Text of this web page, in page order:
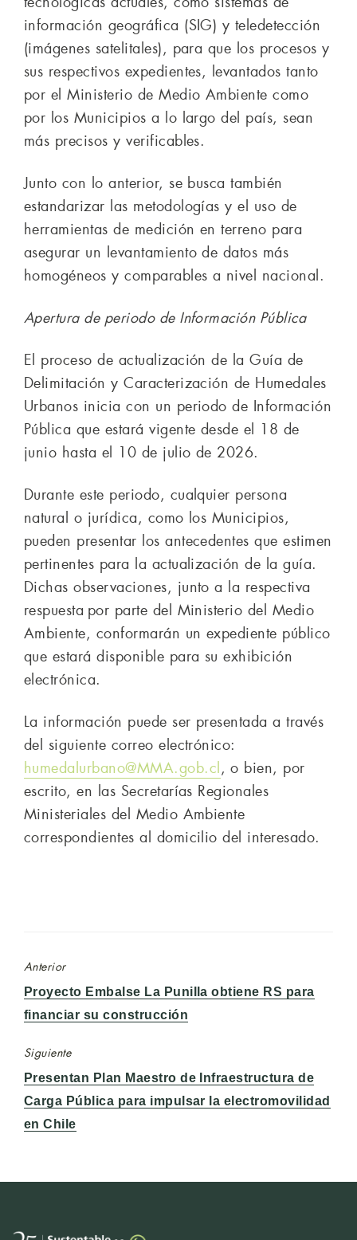
información geográfica (SIG) y teledetección
(imágenes satelitales), para que los procesos y
sus respectivos expedientes, levantados tanto
por el Ministerio de Medio Ambiente como
por los Municipios a lo largo del país, sean
más precisos y verificables.
Junto con lo anterior, se busca también
estandarizar las metodologías y el uso de
herramientas de medición en terreno para
asegurar un levantamiento de datos más
homogéneos y comparables a nivel nacional.
Apertura de periodo de Información Pública
El proceso de actualización de la Guía de
Delimitación y Caracterización de Humedales
Urbanos inicia con un periodo de Información
Pública que estará vigente desde el 18 de
junio hasta el 10 de julio de 2026.
Durante este periodo, cualquier persona
natural o jurídica, como los Municipios,
pueden presentar los antecedentes que estimen
pertinentes para la actualización de la guía.
Dichas observaciones, junto a la respectiva
respuesta por parte del Ministerio del Medio
Ambiente, conformarán un expediente público
que estará disponible para su exhibición
electrónica.
La información puede ser presentada a través
del siguiente correo electrónico:
humedalurbano@MMA.gob.cl , o bien, por
escrito, en las Secretarías Regionales
Ministeriales del Medio Ambiente
correspondientes al domicilio del interesado.
Anterior
Entrada
anterior:
Proyecto Embalse La Punilla obtiene RS para
financiar su construcción
Siguiente
Entrada
siguiente:
Presentan Plan Maestro de Infraestructura de
Carga Pública para impulsar la electromovilidad
en Chile